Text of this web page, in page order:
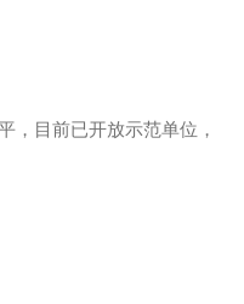
，目前已开放示范单位，